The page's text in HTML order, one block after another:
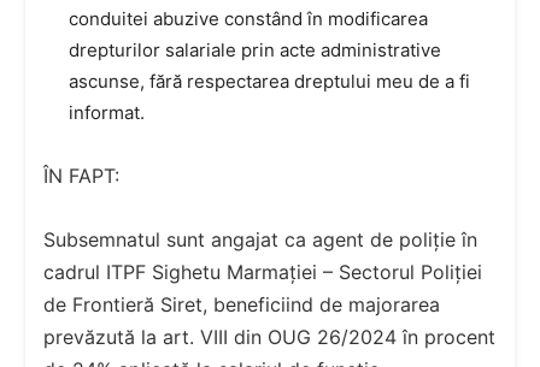
conduitei abuzive constând în modificarea
drepturilor salariale prin acte administrative
ascunse, fără respectarea dreptului meu de a fi
informat.
ÎN FAPT:
Subsemnatul sunt angajat ca agent de poliție în
cadrul ITPF Sighetu Marmației – Sectorul Poliției
de Frontieră Siret, beneficiind de majorarea
prevăzută la art. VIII din OUG 26/2024 în procent